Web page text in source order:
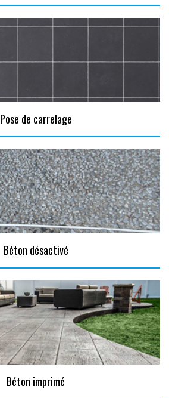
Pose de carrelage
Béton désactivé
Béton imprimé